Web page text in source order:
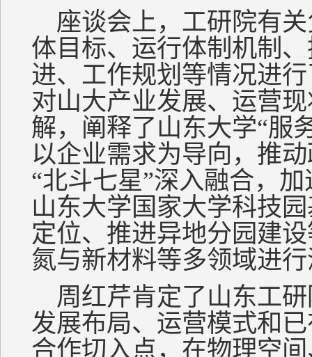
座谈会上，工研院有关
体目标、运行体制机制
进、工作规划等情况进
对山大产业发展、运营
解，阐释了山东大学“服
以企业需求为导向，推
“北斗七星”深入融合，
山东大学国家大学科技
定位、推进异地分园建
氮与新材料等多领域进
周红芹肯定了山东工研
发展布局、运营模式和
合作切入点，在物理空